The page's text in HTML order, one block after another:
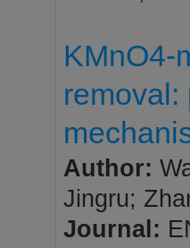
KMnO4-
removal:
Author:
Jingru;
Journal: